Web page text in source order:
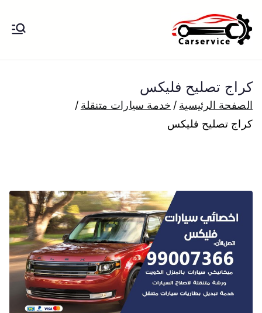
إلى
المحتوى
الكويت
بنشر متنقل الكويت كهرباء وبنشر تبديل
بارخص الاسعار
كراج تصليح فليكس
الصفحة الرئيسية
خدمة سيارات متنقلة
كراج تصليح فليكس